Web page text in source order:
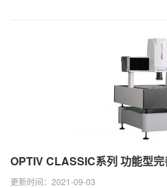
OPTIV CLASSIC系列 功能型
更新时间：2021-09-03